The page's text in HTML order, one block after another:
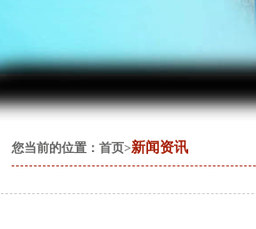
您当前的位置：首页>新闻资讯